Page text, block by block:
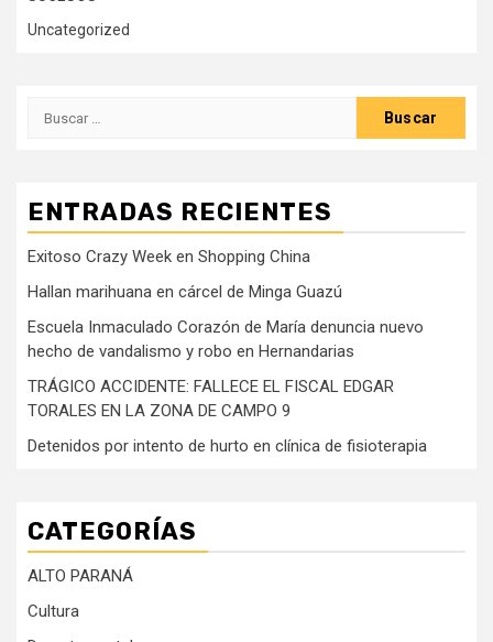
Uncategorized
Buscar:
ENTRADAS RECIENTES
Exitoso Crazy Week en Shopping China
Hallan marihuana en cárcel de Minga Guazú
Escuela Inmaculado Corazón de María denuncia nuevo
hecho de vandalismo y robo en Hernandarias
TRÁGICO ACCIDENTE: FALLECE EL FISCAL EDGAR
TORALES EN LA ZONA DE CAMPO 9
Detenidos por intento de hurto en clínica de fisioterapia
CATEGORÍAS
ALTO PARANÁ
Cultura